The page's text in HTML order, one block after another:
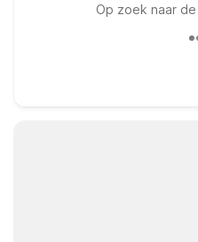
Op zoek naar